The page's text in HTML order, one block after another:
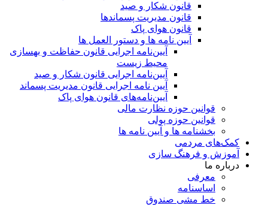
قانون شکار و صید
قانون مدیریت پسماندها
قانون هوای پاک
آیین نامه ها و دستور العمل ها
آیین‌نامه اجرایی قانون حفاظت و بهسازی
محیط زیست
آیین‌نامه اجرایی قانون شکار و صید
آیین نامه اجرایی قانون مدیریت پسماند
آیین‌نامه‌های قانون هوای پاک
قوانین حوزه نظارت مالی
قوانین حوزه پولی
بخشنامه ها و آیین نامه ها
کمک‌های مردمی
آموزش و فرهنگ سازی
درباره ما
معرفی
اساسنامه
خط مشی صندوق